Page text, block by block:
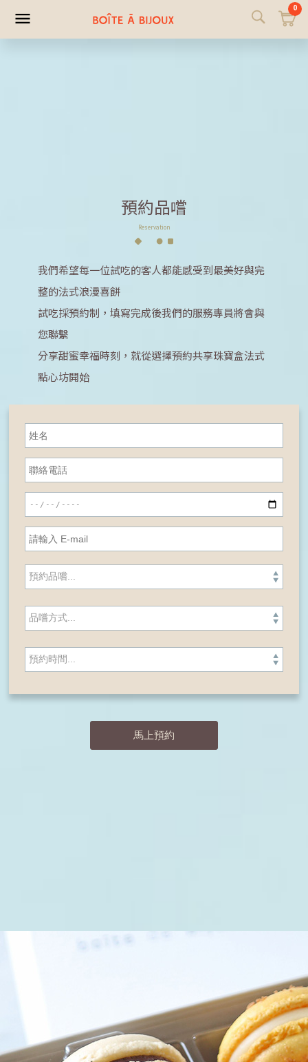
0
預約品嚐
Reservation
我們希望每一位試吃的客人都能感受到最美好與完
整的法式浪漫喜餅
試吃採預約制，填寫完成後我們的服務專員將會與
您聯繫
分享甜蜜幸福時刻，就從選擇預約共享珠寶盒法式
點心坊開始